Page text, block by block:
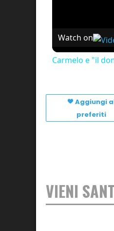
Watch on
Carmelo e "il
Aggiungi
preferiti
VIENI